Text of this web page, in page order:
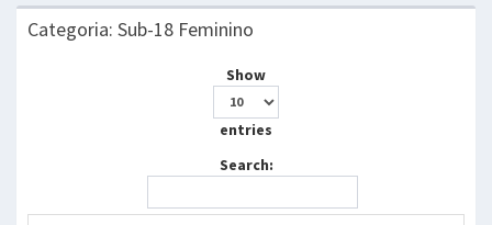
Categoria: Sub-18 Feminino
Show
entries
Search: